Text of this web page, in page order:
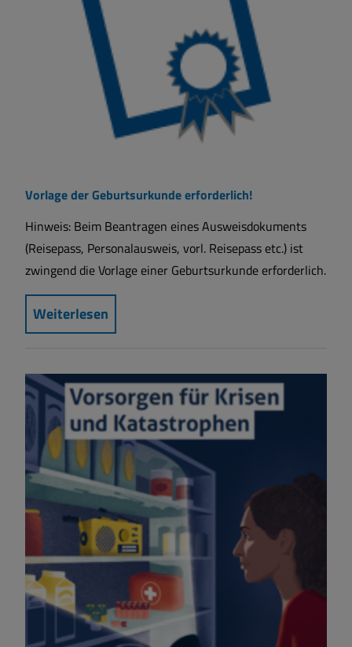
Vorlage der Geburtsurkunde erforderlich!
Hinweis: Beim Beantragen eines Ausweisdokuments
(Reisepass, Personalausweis, vorl. Reisepass etc.) ist
zwingend die Vorlage einer Geburtsurkunde erforderlich.
Weiterlesen